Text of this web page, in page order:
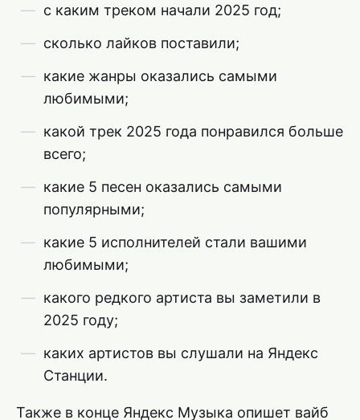
с каким треком начали 2025 год;
сколько лайков поставили;
какие жанры оказались самыми
любимыми;
какой трек 2025 года понравился больше
всего;
какие 5 песен оказались самыми
популярными;
какие 5 исполнителей стали вашими
любимыми;
какого редкого артиста вы заметили в
2025 году;
каких артистов вы слушали на Яндекс
Станции.
Также в конце Яндекс Музыка опишет вайб